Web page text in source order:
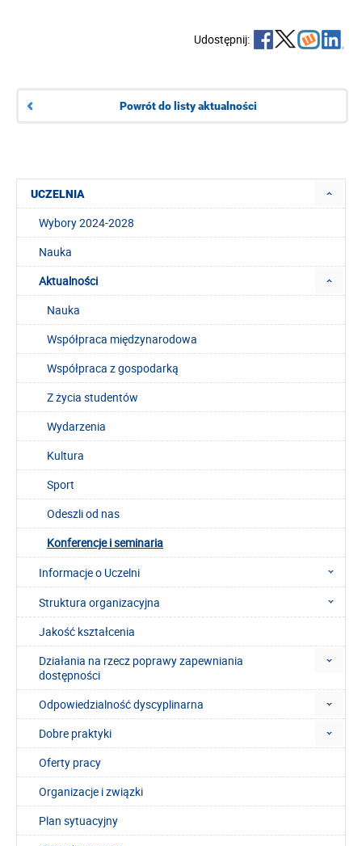
Udostępnij:
Powrót do listy aktualności
UCZELNIA
Wybory 2024-2028
Nauka
Aktualności
Nauka
Współpraca międzynarodowa
Współpraca z gospodarką
Z życia studentów
Wydarzenia
Kultura
Sport
Odeszli od nas
Konferencje i seminaria
Informacje o Uczelni
Struktura organizacyjna
Jakość kształcenia
Działania na rzecz poprawy zapewniania
dostępności
Odpowiedzialność dyscyplinarna
Dobre praktyki
Oferty pracy
Organizacje i związki
Plan sytuacyjny